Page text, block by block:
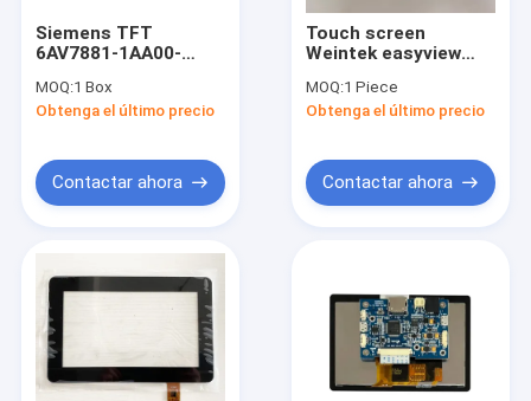
Siemens TFT
6AV7881-1AA00-
Industrial Computer
Touch Screen
MOQ:1 Box
Obtenga el último precio
Contactar ahora
Touch screen
Weintek easyview
inch HMI
MOQ:1 Piece
Obtenga el último precio
Contactar ahora